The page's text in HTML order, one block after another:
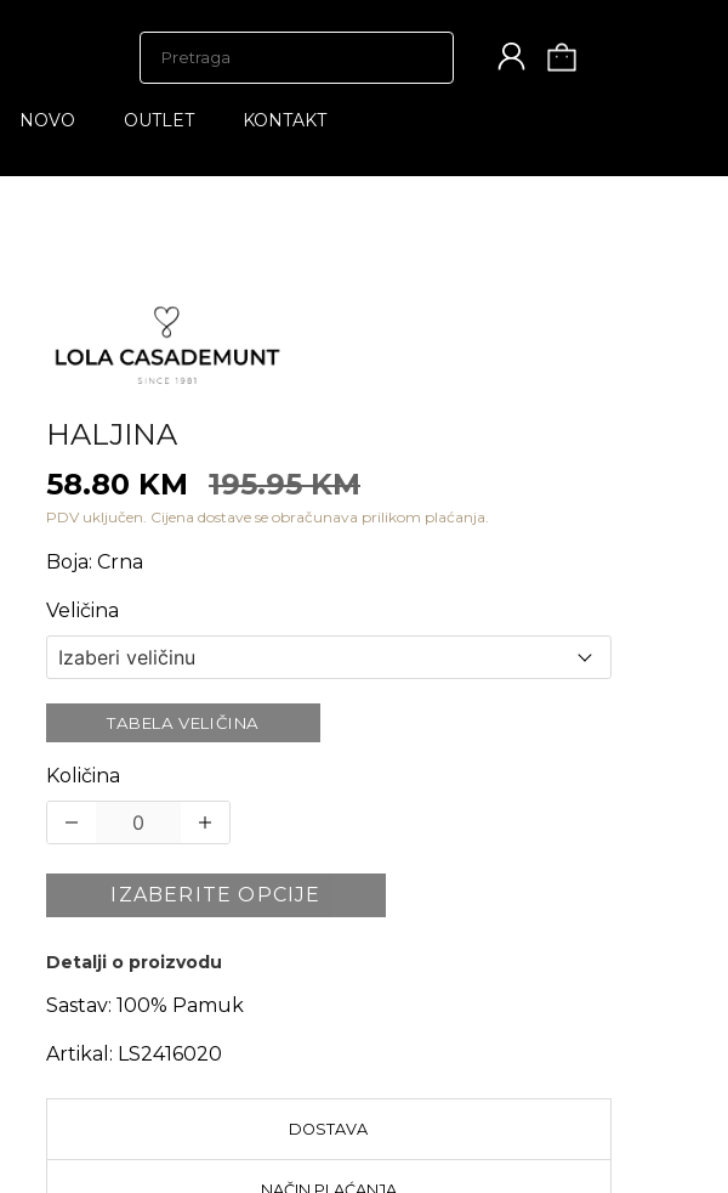
NOVO OUTLET KONTAKT
HALJINA
58.80 KM
195.95 KM
PDV uključen. Cijena dostave se obračunava prilikom plaćanja.
Boja: Crna
Veličina
TABELA VELIČINA
Količina
IZABERITE OPCIJE
Detalji o proizvodu
Sastav: 100% Pamuk
Artikal: LS2416020
DOSTAVA